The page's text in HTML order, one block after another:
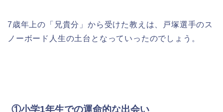
7歳年上の「兄貴分」から受けた教えは、戸塚選手のス
ノーボード人生の土台となっていったのでしょう。
①小学1年生での運命的な出会い